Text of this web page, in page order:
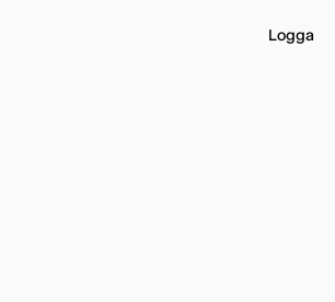
Logga in